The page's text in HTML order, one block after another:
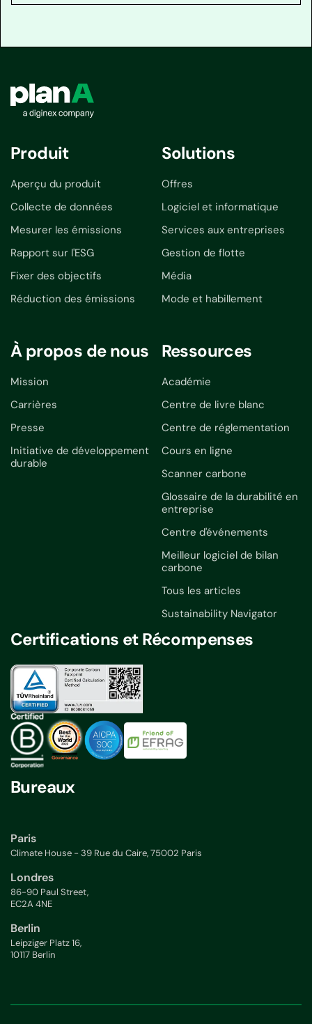
Produit
Aperçu du produit
Collecte de données
Mesurer les émissions
Rapport sur l'ESG
Fixer des objectifs
Réduction des émissions
Solutions
Offres
Logiciel et informatique
Services aux entreprises
Gestion de flotte
Média
Mode et habillement
À propos de nous
Mission
Carrières
Presse
Initiative de développement
durable
Ressources
Académie
Centre de livre blanc
Centre de réglementation
Cours en ligne
Scanner carbone
Glossaire de la durabilité en
entreprise
Centre d'événements
Meilleur logiciel de bilan
carbone
Tous les articles
Sustainability Navigator
Certifications et Récompenses
Bureaux
Paris
Climate House - 39 Rue du Caire, 75002 Paris
Londres
86-90 Paul Street,
EC2A 4NE
Berlin
Leipziger Platz 16,
10117 Berlin